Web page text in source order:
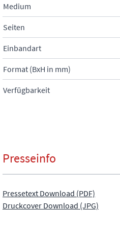
Medium
Seiten
Einbandart
Format (BxH in mm)
Verfügbarkeit
Presseinfo
Pressetext Download (PDF)
Druckcover Download (JPG)